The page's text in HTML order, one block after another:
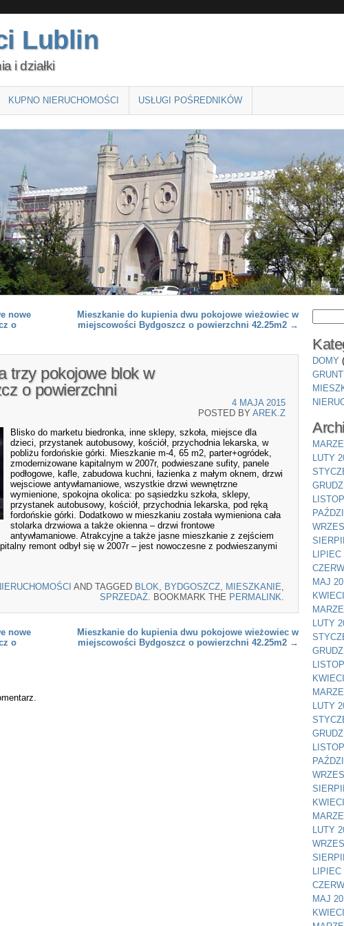
Lublin
i działki
KUPNO NIERUCHOMOŚCI USŁUGI POŚREDNIKÓW
nowe
o
Mieszkanie do kupienia dwu pokojowe wieżowiec w
miejscowości Bydgoszcz o powierzchni 42.25m2 →
trzy pokojowe blok w
o powierzchni
4 MAJA 2015
POSTED BY AREK.Z
Blisko do marketu biedronka, inne sklepy, szkoła, miejsce dla
dzieci, przystanek autobusowy, kościół, przychodnia lekarska, w
pobliżu fordońskie górki. Mieszkanie m-4, 65 m2, parter+ogródek,
zmodernizowane kapitalnym w 2007r, podwieszane sufity, panele
podłogowe, kafle, zabudowa kuchni, łazienka z małym oknem, drzwi
wejsciowe antywłamaniowe, wszystkie drzwi wewnętrzne
wymienione, spokojna okolica: po sąsiedzku szkoła, sklepy,
przystanek autobusowy, kościół, przychodnia lekarska, pod ręką
fordońskie górki. Dodatkowo w mieszkaniu została wymieniona cała
stolarka drzwiowa a także okienna – drzwi frontowe
antywłamaniowe. Atrakcyjne a także jasne mieszkanie z zejściem
remont odbył się w 2007r – jest nowoczesne z podwieszanymi
AND TAGGED BLOK BYDGOSZCZ MIESZKANIE
SPRZEDAŻ . BOOKMARK THE PERMALINK
nowe
o
Mieszkanie do kupienia dwu pokojowe wieżowiec w
miejscowości Bydgoszcz o powierzchni 42.25m2 →
DOMY
LUTY
LIPIEC
MAJ
LUTY
LUTY
LUTY
LIPIEC
MAJ